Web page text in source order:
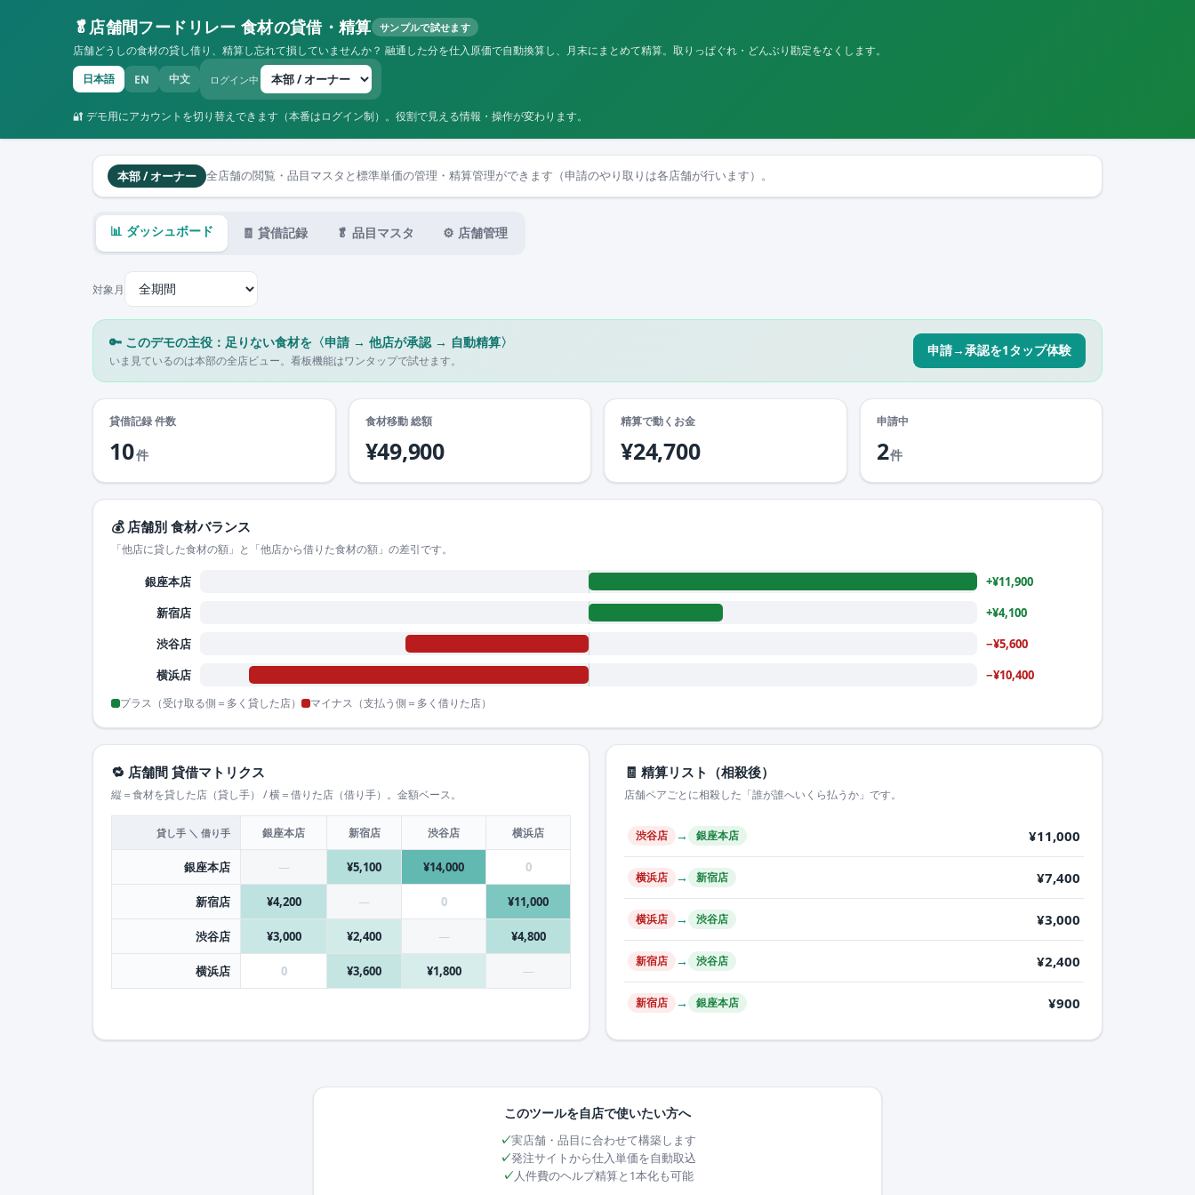
🥬店舗間フードリレー 食材の貸借・精算 サンプルで試せます
店舗どうしの食材の貸し借り、精算し忘れて損していませんか？ 融通した分を仕入原価で自動換算し、月末にまとめて精算。取りっぱぐれ・どんぶり勘定をなくします。
日本語
EN 中文 ログイン中
🔐 デモ用にアカウントを切り替えできます（本番はログイン制）。役割で見える情報・操作が変わります。
本部 / オーナー 全店舗の閲覧・品目マスタと標準単価の管理・精算管理ができます（申請のやり取りは各店舗が行います）。
📊 ダッシュボード 🧾 貸借記録 🥬 品目マスタ ⚙️ 店舗管理
対象月
🔑 このデモの主役：足りない食材を〈申請 → 他店が承認 → 自動精算〉
いま見ているのは本部の全店ビュー。看板機能はワンタップで試せます。
申請→承認を1タップ体験
貸借記録 件数
10件
食材移動 総額
¥49,900
精算で動くお金
¥24,700
申請中
2件
💰 店舗別 食材バランス
「他店に貸した食材の額」と「他店から借りた食材の額」の差引です。
銀座本店
+¥11,900
新宿店
+¥4,100
渋谷店
−¥5,600
横浜店
−¥10,400
プラス（受け取る側＝多く貸した店） マイナス（支払う側＝多く借りた店）
🔁 店舗間 貸借マトリクス
縦＝食材を貸した店（貸し手） / 横＝借りた店（借り手）。金額ベース。
貸し手 ＼ 借り手 銀座本店 新宿店 渋谷店 横浜店
銀座本店 — ¥5,100 ¥14,000 0
新宿店 ¥4,200 — 0 ¥11,000
渋谷店 ¥3,000 ¥2,400 — ¥4,800
横浜店 0 ¥3,600 ¥1,800 —
🧾 精算リスト（相殺後）
店舗ペアごとに相殺した「誰が誰へいくら払うか」です。
渋谷店 → 銀座本店 ¥11,000
横浜店 → 新宿店 ¥7,400
横浜店 → 渋谷店 ¥3,000
新宿店 → 渋谷店 ¥2,400
新宿店 → 銀座本店 ¥900
このツールを自店で使いたい方へ
実店舗・品目に合わせて構築します
発注サイトから仕入単価を自動取込
人件費のヘルプ精算と1本化も可能